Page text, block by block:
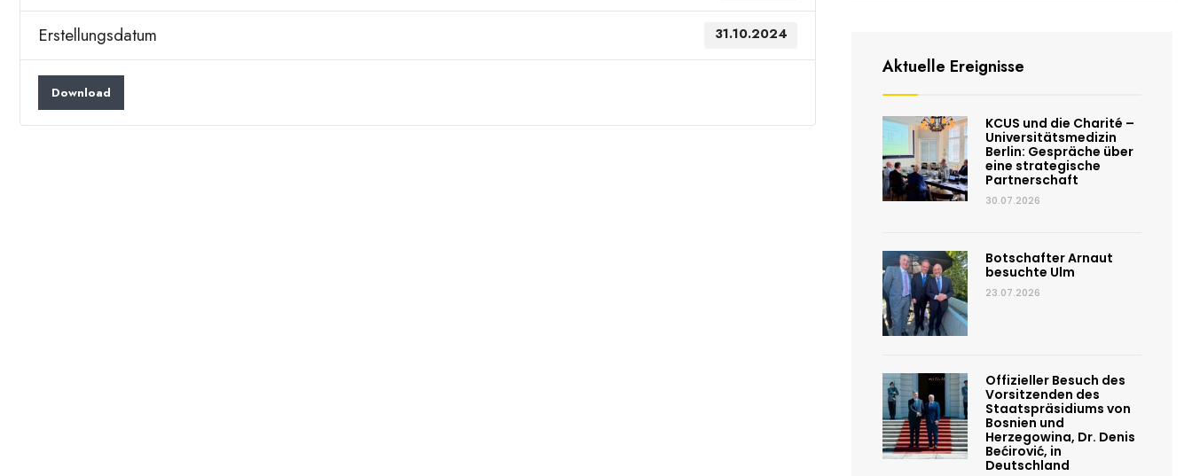
Erstellungsdatum 31.10.2024
Download
Aktuelle Ereignisse
KCUS und die Charité –
Universitätsmedizin
Berlin: Gespräche über
eine strategische
Partnerschaft
30.07.2026
Botschafter Arnaut
besuchte Ulm
23.07.2026
Offizieller Besuch des
Vorsitzenden des
Staatspräsidiums von
Bosnien und
Herzegowina, Dr. Denis
Bećirović, in
Deutschland